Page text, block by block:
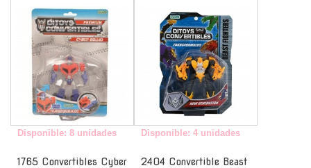
Disponible: 8 unidades
1765 Convertibles Cyber
Disponible: 4 unidades
2404 Convertible Beast